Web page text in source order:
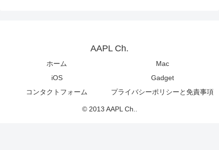
AAPL Ch.
ホーム
Mac
iOS
Gadget
コンタクトフォーム
プライバシーポリシーと免責事項
© 2013 AAPL Ch..